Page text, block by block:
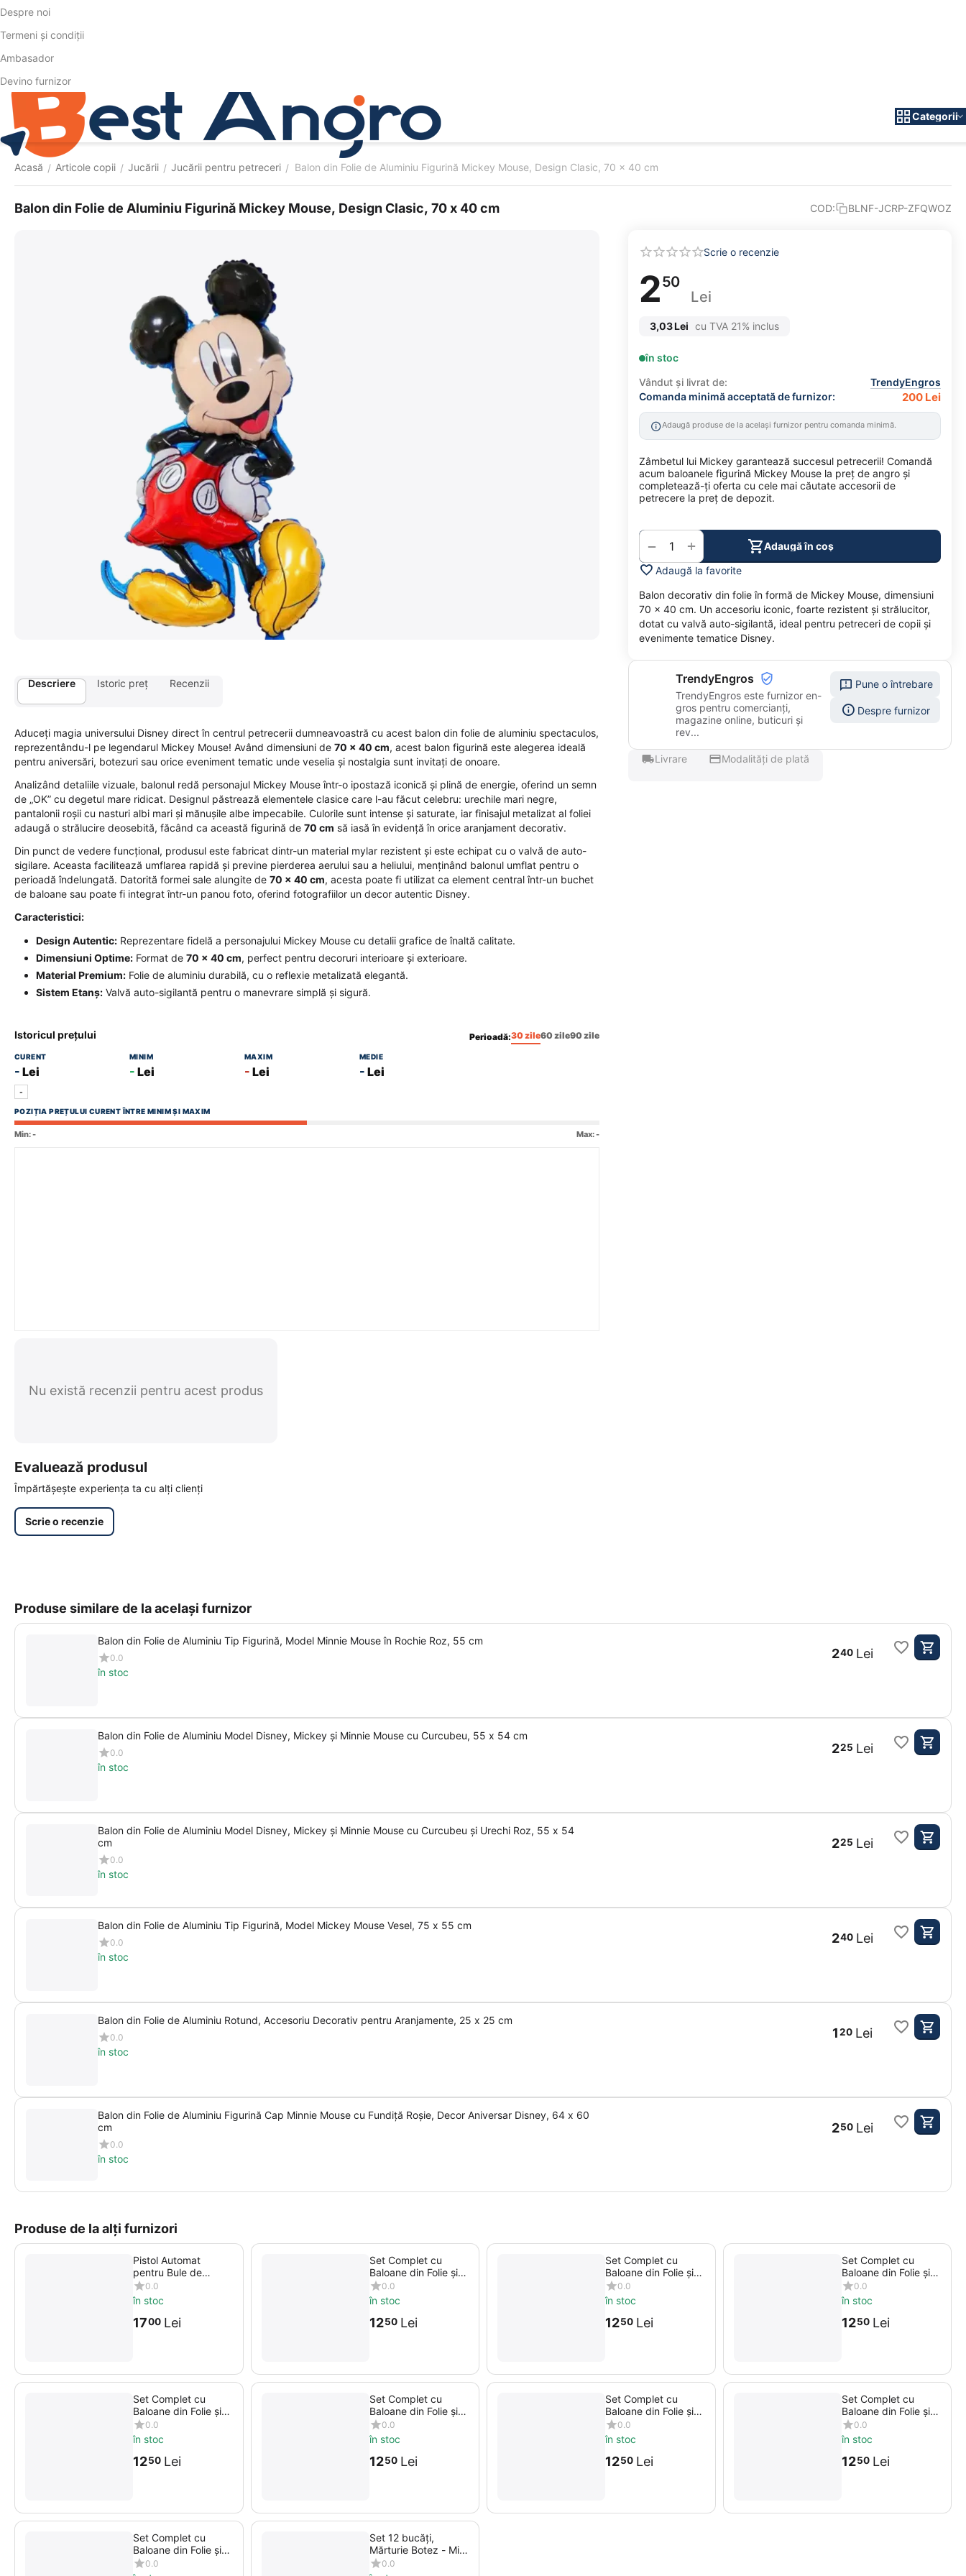
Despre noi
Termeni și condiții
Ambasador
Devino furnizor
Categorii
Acasă / Articole copii / Jucării / Jucării pentru petreceri / Balon din Folie de Aluminiu Figurină Mickey Mouse, Design Clasic, 70 x 40 cm
Balon din Folie de Aluminiu Figurină Mickey Mouse, Design Clasic, 70 x 40 cm COD: BLNF-JCRP-ZFQWOZ
Scrie o recenzie
250
Lei
3,03Lei cu TVA 21% inclus
în stoc
Vândut și livrat de:
TrendyEngros
Comanda minimă acceptată de furnizor:
200 Lei
Adaugă produse de la același furnizor pentru comanda minimă.
Zâmbetul lui Mickey garantează succesul petrecerii! Comandă
acum baloanele figurină Mickey Mouse la preț de angro și
completează-ți oferta cu cele mai căutate accesorii de
petrecere la preț de depozit.
+
−
Adaugă în coș
Adaugă la favorite
Balon decorativ din folie în formă de Mickey Mouse, dimensiuni
70 x 40 cm. Un accesoriu iconic, foarte rezistent și strălucitor,
dotat cu valvă auto-sigilantă, ideal pentru petreceri de copii și
evenimente tematice Disney.
TrendyEngros
TrendyEngros este furnizor en-
gros pentru comercianți,
magazine online, buticuri și
rev...
Pune o întrebare
Despre furnizor
Livrare Modalități de plată
Descriere Istoric preț Recenzii
Aduceți magia universului Disney direct în centrul petrecerii dumneavoastră cu acest balon din folie de aluminiu spectaculos,
reprezentându-l pe legendarul Mickey Mouse! Având dimensiuni de 70 x 40 cm, acest balon figurină este alegerea ideală
pentru aniversări, botezuri sau orice eveniment tematic unde veselia și nostalgia sunt invitați de onoare.
Analizând detaliile vizuale, balonul redă personajul Mickey Mouse într-o ipostază iconică și plină de energie, oferind un semn
de „OK” cu degetul mare ridicat. Designul păstrează elementele clasice care l-au făcut celebru: urechile mari negre,
pantalonii roșii cu nasturi albi mari și mănușile albe impecabile. Culorile sunt intense și saturate, iar finisajul metalizat al foliei
adaugă o strălucire deosebită, făcând ca această figurină de 70 cm să iasă în evidență în orice aranjament decorativ.
Din punct de vedere funcțional, produsul este fabricat dintr-un material mylar rezistent și este echipat cu o valvă de auto-
sigilare. Aceasta facilitează umflarea rapidă și previne pierderea aerului sau a heliului, menținând balonul umflat pentru o
perioadă îndelungată. Datorită formei sale alungite de 70 x 40 cm, acesta poate fi utilizat ca element central într-un buchet
de baloane sau poate fi integrat într-un panou foto, oferind fotografiilor un decor autentic Disney.
Caracteristici:
Design Autentic: Reprezentare fidelă a personajului Mickey Mouse cu detalii grafice de înaltă calitate.
Dimensiuni Optime: Format de 70 x 40 cm, perfect pentru decoruri interioare și exterioare.
Material Premium: Folie de aluminiu durabilă, cu o reflexie metalizată elegantă.
Sistem Etanș: Valvă auto-sigilantă pentru o manevrare simplă și sigură.
Istoricul prețului Perioadă:30 zile60 zile90 zile
CURENT
- Lei
-
MINIM
- Lei
MAXIM
- Lei
MEDIE
- Lei
POZIȚIA PREȚULUI CURENT ÎNTRE MINIM ȘI MAXIM
Min:- Max:-
Nu există recenzii pentru acest produs
Evaluează produsul
Împărtășește experiența ta cu alți clienți
Scrie o recenzie
Produse similare de la același furnizor
Balon din Folie de Aluminiu Tip Figurină, Model Minnie Mouse în Rochie Roz, 55 cm
0.0
în stoc
240 Lei
Balon din Folie de Aluminiu Model Disney, Mickey și Minnie Mouse cu Curcubeu, 55 x 54 cm
0.0
în stoc
225 Lei
Balon din Folie de Aluminiu Model Disney, Mickey și Minnie Mouse cu Curcubeu și Urechi Roz, 55 x 54
cm
0.0
în stoc
225 Lei
Balon din Folie de Aluminiu Tip Figurină, Model Mickey Mouse Vesel, 75 x 55 cm
0.0
în stoc
240 Lei
Balon din Folie de Aluminiu Rotund, Accesoriu Decorativ pentru Aranjamente, 25 x 25 cm
0.0
în stoc
120 Lei
Balon din Folie de Aluminiu Figurină Cap Minnie Mouse cu Fundiță Roșie, Decor Aniversar Disney, 64 x 60
cm
0.0
în stoc
250 Lei
Produse de la alți furnizori
Pistol Automat
pentru Bule de
Săpun Gear Bubble
Gun cu Lumini LED
0.0
în stoc
1700 Lei
Set Complet cu
Baloane din Folie și
Latex, 11 Baloane,
Roșu
0.0
în stoc
1250 Lei
Set Complet cu
Baloane din Folie și
Latex, 11 Baloane,
Argintiu
0.0
în stoc
1250 Lei
Set Complet cu
Baloane din Folie și
Latex, 11 Baloane,
Albastru
0.0
în stoc
1250 Lei
Set Complet cu
Baloane din Folie și
Latex, 11 Baloane,
Auriu cu Negru
0.0
în stoc
1250 Lei
Set Complet cu
Baloane din Folie și
Latex, 9 Baloane,
Albastru
0.0
în stoc
1250 Lei
Set Complet cu
Baloane din Folie și
Latex, 9 Baloane, Bej
Rose Gold
0.0
în stoc
1250 Lei
Set Complet cu
Baloane din Folie și
Latex, 9 Baloane,
Argintiu
0.0
în stoc
1250 Lei
Set Complet cu
Baloane din Folie și
Latex, 11 Baloane,
0.0
Set 12 bucăți,
Mărturie Botez - Mini
Biberon cu Ursuleț și
0.0